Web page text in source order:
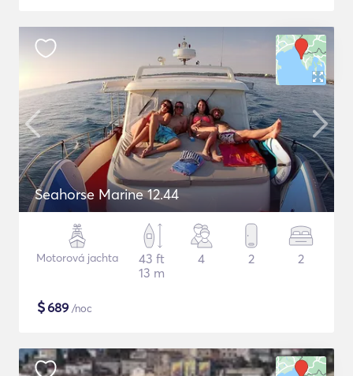
Seahorse Marine 12.44
Motorová jachta
43 ft
13 m
4 2 2
$689 /noc